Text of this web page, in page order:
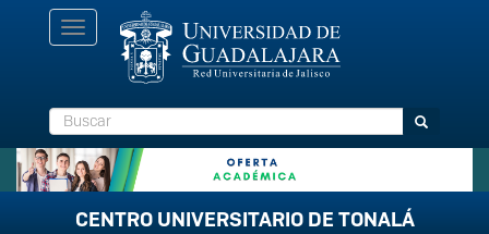
Toggle
navigation
Buscar Buscar
CENTRO UNIVERSITARIO DE TONALÁ